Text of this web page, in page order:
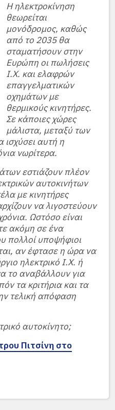
Η ηλεκτροκίνηση
θεωρείται
μονόδρομος, καθώς
από το 2035 θα
σταματήσουν στην
Ευρώπη οι πωλήσεις
Ι.Χ. και ελαφρών
επαγγελματικών
οχημάτων με
θερμικούς κινητήρες.
Σε κάποιες χώρες
μάλιστα, μεταξύ των
αυτή η
νωρίτερα.
εστιάζουν πλέον
αυτοκινήτων
με κινητήρες
να λιγοστεύουν
Ωστόσο είναι
ακόμη σε ένα
πολλοί υποψήφιοι
αν έφτασε η ώρα να
ηλεκτρικό Ι.Χ. ή
το αναβάλλουν για
τα κριτήρια και τα
τελική απόφαση
αυτοκίνητο;
Πιτσίνη στο